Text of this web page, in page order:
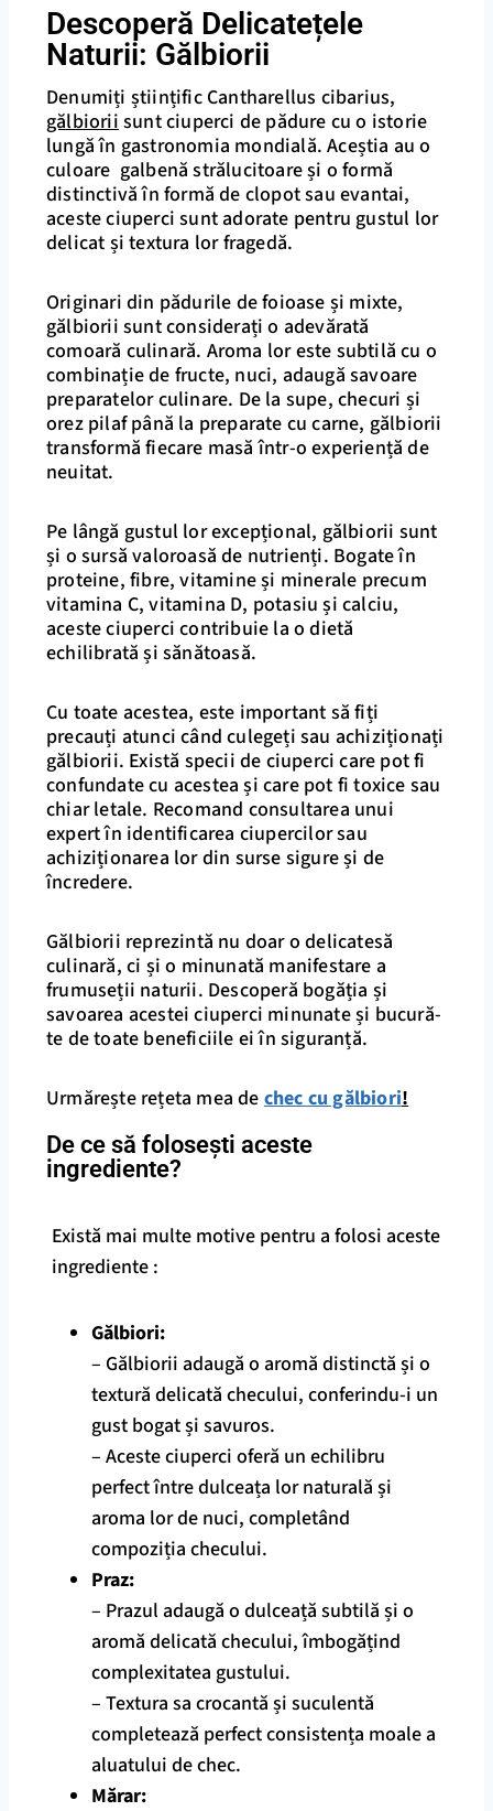
Descoperă Delicatețele
Naturii: Gălbiorii
Denumiți științific Cantharellus cibarius,
gălbiorii sunt ciuperci de pădure cu o istorie
lungă în gastronomia mondială. Aceștia au o
culoare galbenă strălucitoare și o formă
distinctivă în formă de clopot sau evantai,
aceste ciuperci sunt adorate pentru gustul lor
delicat și textura lor fragedă.
Originari din pădurile de foioase și mixte,
gălbiorii sunt considerați o adevărată
comoară culinară. Aroma lor este subtilă cu o
combinație de fructe, nuci, adaugă savoare
preparatelor culinare. De la supe, checuri și
orez pilaf până la preparate cu carne, gălbiorii
transformă fiecare masă într-o experiență de
neuitat.
Pe lângă gustul lor excepțional, gălbiorii sunt
și o sursă valoroasă de nutrienți. Bogate în
proteine, fibre, vitamine și minerale precum
vitamina C, vitamina D, potasiu și calciu,
aceste ciuperci contribuie la o dietă
echilibrată și sănătoasă.
Cu toate acestea, este important să fiți
precauți atunci când culegeți sau achiziționați
gălbiorii. Există specii de ciuperci care pot fi
confundate cu acestea și care pot fi toxice sau
chiar letale. Recomand consultarea unui
expert în identificarea ciupercilor sau
achiziționarea lor din surse sigure și de
încredere.
Gălbiorii reprezintă nu doar o delicatesă
culinară, ci și o minunată manifestare a
frumuseții naturii. Descoperă bogăția și
savoarea acestei ciuperci minunate și bucură-
te de toate beneficiile ei în siguranță.
Urmărește rețeta mea de chec cu gălbiori!
De ce să folosești aceste
ingrediente?
Există mai multe motive pentru a folosi aceste
ingrediente :
Gălbiori:
– Gălbiorii adaugă o aromă distinctă și o
textură delicată checului, conferindu-i un
gust bogat și savuros.
– Aceste ciuperci oferă un echilibru
perfect între dulceața lor naturală și
aroma lor de nuci, completând
compoziția checului.
Praz:
– Prazul adaugă o dulceață subtilă și o
aromă delicată checului, îmbogățind
complexitatea gustului.
– Textura sa crocantă și suculentă
completează perfect consistența moale a
aluatului de chec.
Mărar: